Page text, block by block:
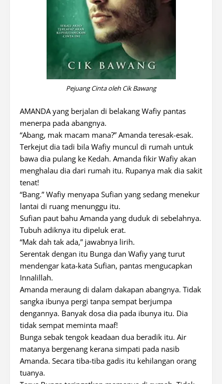
Pejuang Cinta oleh Cik Bawang
AMANDA yang berjalan di belakang Wafiy pantas
menerpa pada abangnya.
“Abang, mak macam mana?” Amanda teresak-esak.
Terkejut dia tadi bila Wafiy muncul di rumah untuk
bawa dia pulang ke Kedah. Amanda fikir Wafiy akan
menghalau dia dari rumah itu. Rupanya mak dia sakit
tenat!
“Bang.” Wafiy menyapa Sufian yang sedang menekur
lantai di ruang menunggu itu.
Sufian paut bahu Amanda yang duduk di sebelahnya.
Tubuh adiknya itu dipeluk erat.
“Mak dah tak ada,” jawabnya lirih.
Serentak dengan itu Bunga dan Wafiy yang turut
mendengar kata-kata Sufian, pantas mengucapkan
Innalillah.
Amanda meraung di dalam dakapan abangnya. Tidak
sangka ibunya pergi tanpa sempat berjumpa
dengannya. Banyak dosa dia pada ibunya itu. Dia
tidak sempat meminta maaf!
Bunga sebak tengok keadaan dua beradik itu. Air
matanya bergenang kerana simpati pada nasib
Amanda. Secara tiba-tiba gadis itu kehilangan orang
tuanya.